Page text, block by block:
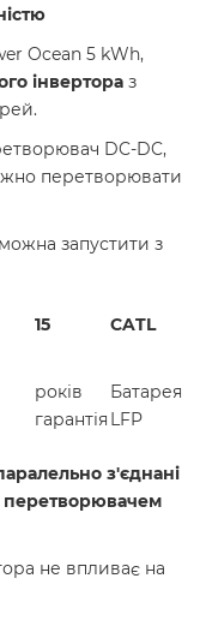
Ocean 5 kWh,
інвертора з
DC-DC,
перетворювати
запустити з
15 CATL
років
гарантія
Батарея
LFP
з'єднані
перетворювачем
не впливає на